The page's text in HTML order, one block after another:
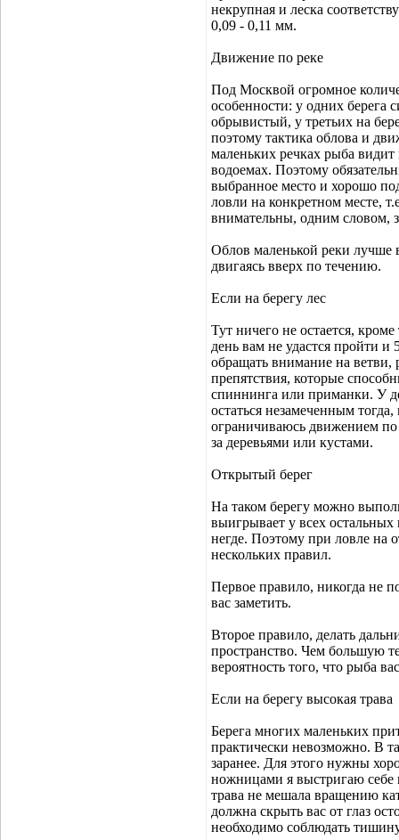
некрупная и леска
0,09 - 0,11 мм.
Движение по реке
Под Москвой огромное
особенности: у одних берега
обрывистый, у третьих на
поэтому тактика облова и
маленьких речках рыба
водоемах. Поэтому
выбранное место и хорошо
ловли на конкретном месте,
внимательны, одним словом,
Облов маленькой реки лучше
двигаясь вверх по течению.
Если на берегу лес
Тут ничего не остается,
день вам не удастся пройти и
обращать внимание на ветви,
препятствия, которые
спиннинга или приманки. У
остаться незамеченным
ограничиваюсь движением
за деревьями или кустами.
Открытый берег
На таком берегу можно
выигрывает у всех остальных
негде. Поэтому при ловле на
нескольких правил.
Первое правило, никогда не
вас заметить.
Второе правило, делать
пространство. Чем большую
вероятность того, что рыба
Если на берегу высокая трава
Берега многих маленьких
практически невозможно. В
заранее. Для этого нужны
ножницами я выстригаю себе
трава не мешала вращению
должна скрыть вас от глаз
необходимо соблюдать